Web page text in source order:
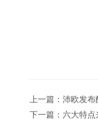
上一篇： 沛欧发布
下一篇： 六大特点